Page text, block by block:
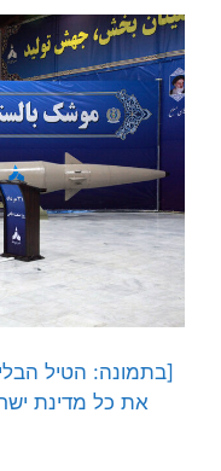
[בתמונה: הטיל
את כל מדינת